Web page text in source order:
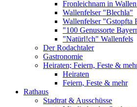
Fronleichnam in
Wallenfelser "Blechla"
Wallenfelser "Gstopfta
"100 Genussorte
"Natürl!ch" Wallenfels
Der Rodachtaler
Gastronomie
Heiraten; Feiern, Feste &
Heiraten
Feiern, Feste & mehr
Rathaus
Stadtrat & Ausschüsse